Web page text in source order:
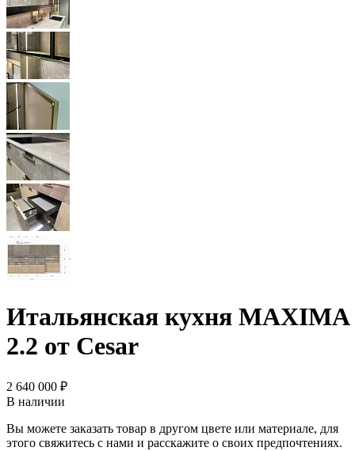
Итальянская кухня MAXIMA
2.2 от Cesar
2 640 000 ₽
В наличии
Вы можете заказать товар в другом цвете или материале, для
этого свяжитесь с нами и расскажите о своих предпочтениях.